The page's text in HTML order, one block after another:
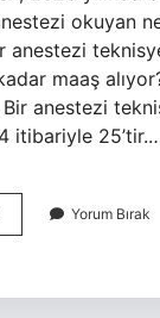
okuyan
anestezi
maaş
anestezi
itibariyle
Anestezi
Yorum Bırak